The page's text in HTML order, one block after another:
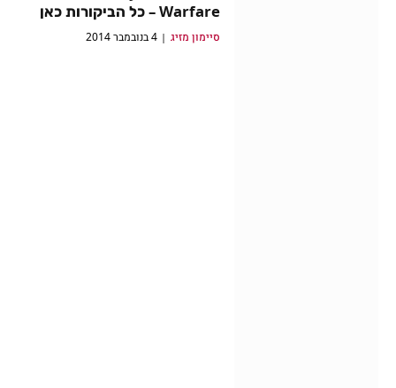
Warfare – כל הביקורות כאן
סיימון מזיג 4 בנובמבר 2014